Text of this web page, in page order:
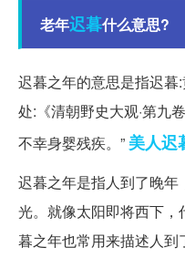
老年迟暮什么意思?
迟暮之年的意思是指迟暮
处:《清朝野史大观·第九
不幸身婴残疾。” 美人迟
迟暮之年是指人到了晚
光。就像太阳即将西下
暮之年也常用来描述人